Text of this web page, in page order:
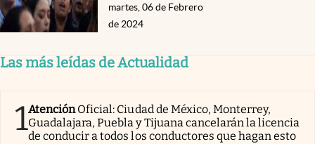
martes, 06 de Febrero
de 2024
Las más leídas de Actualidad
1AtenciónOficial: Ciudad de México, Monterrey,
Guadalajara, Puebla y Tijuana cancelarán la licencia
de conducir a todos los conductores que hagan esto